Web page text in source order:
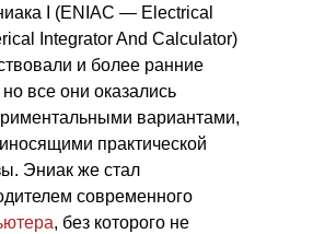
I (ENIAC — Electrical
Integrator And Calculator)
и более ранние
все они оказались
вариантами,
практической
Эниак же стал
современного
, без которого не